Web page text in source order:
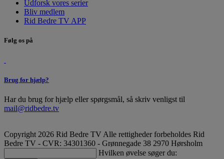
Udforsk vores serier
Bliv medlem
Rid Bedre TV APP
Følg os på
Brug for hjælp?
Har du brug for hjælp eller spørgsmål, så skriv venligst til
mail@ridbedre.tv
Copyright 2026 Rid Bedre TV Alle rettigheder forbeholdes Rid
Bedre TV - CVR: 34301360 - Grønnegade 38 2970 Hørsholm
Hvilken øvelse søger du: